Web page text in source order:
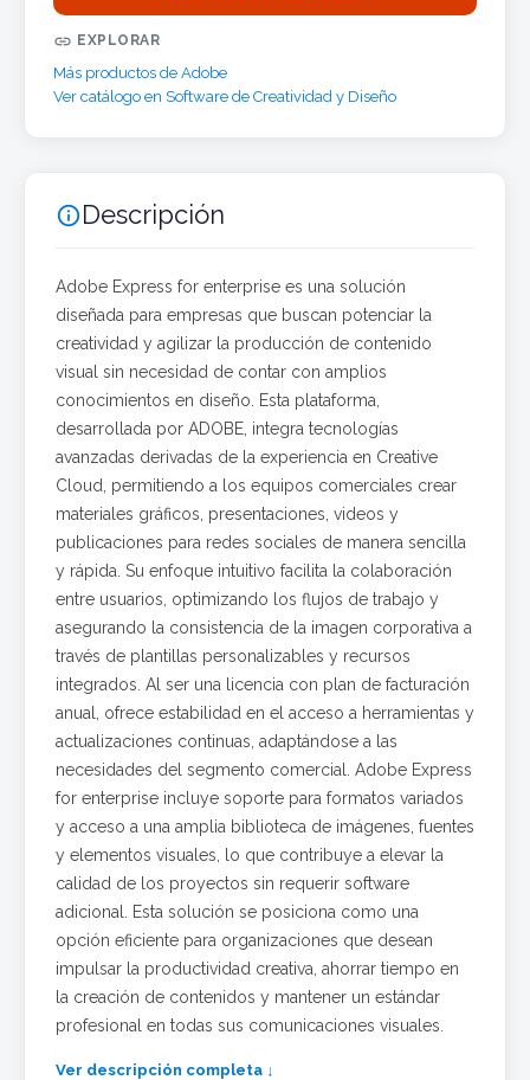
 EXPLORAR
Más productos de Adobe
Ver catálogo en Software de Creatividad y Diseño
Descripción
Adobe Express for enterprise es una solución
diseñada para empresas que buscan potenciar la
creatividad y agilizar la producción de contenido
visual sin necesidad de contar con amplios
conocimientos en diseño. Esta plataforma,
desarrollada por ADOBE, integra tecnologías
avanzadas derivadas de la experiencia en Creative
Cloud, permitiendo a los equipos comerciales crear
materiales gráficos, presentaciones, videos y
publicaciones para redes sociales de manera sencilla
y rápida. Su enfoque intuitivo facilita la colaboración
entre usuarios, optimizando los flujos de trabajo y
asegurando la consistencia de la imagen corporativa a
través de plantillas personalizables y recursos
integrados. Al ser una licencia con plan de facturación
anual, ofrece estabilidad en el acceso a herramientas y
actualizaciones continuas, adaptándose a las
necesidades del segmento comercial. Adobe Express
for enterprise incluye soporte para formatos variados
y acceso a una amplia biblioteca de imágenes, fuentes
y elementos visuales, lo que contribuye a elevar la
calidad de los proyectos sin requerir software
adicional. Esta solución se posiciona como una
opción eficiente para organizaciones que desean
impulsar la productividad creativa, ahorrar tiempo en
la creación de contenidos y mantener un estándar
profesional en todas sus comunicaciones visuales.
Ver descripción completa ↓